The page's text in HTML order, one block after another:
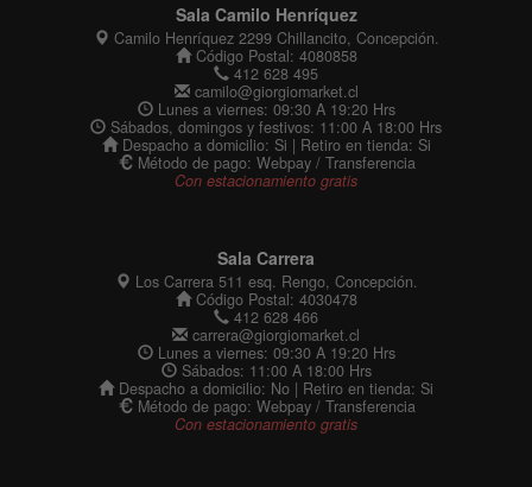
Sala Camilo Henríquez
Camilo Henríquez 2299 Chillancito, Concepción.
Código Postal: 4080858
412 628 495
camilo@giorgiomarket.cl
Lunes a viernes: 09:30 A 19:20 Hrs
Sábados, domingos y festivos: 11:00 A 18:00 Hrs
Despacho a domicilio: Si | Retiro en tienda: Si
Método de pago: Webpay / Transferencia
Con estacionamiento gratis
Sala Carrera
Los Carrera 511 esq. Rengo, Concepción.
Código Postal: 4030478
412 628 466
carrera@giorgiomarket.cl
Lunes a viernes: 09:30 A 19:20 Hrs
Sábados: 11:00 A 18:00 Hrs
Despacho a domicilio: No | Retiro en tienda: Si
Método de pago: Webpay / Transferencia
Con estacionamiento gratis